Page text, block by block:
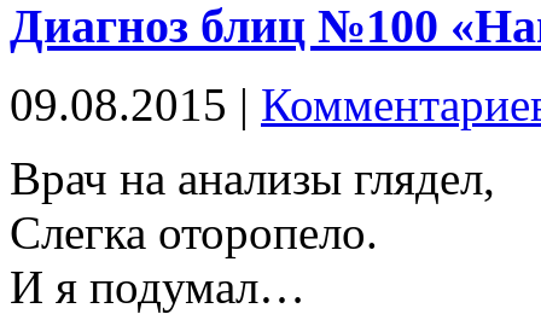
Диагноз блиц №100
09.08.2015 |
Врач на анализы глядел,
Слегка оторопело.
И я подумал…